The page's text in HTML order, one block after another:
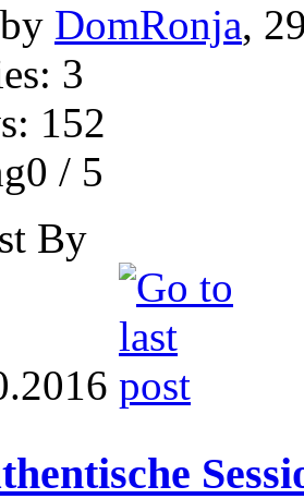
DomRonja,
3
152
/ 5
By